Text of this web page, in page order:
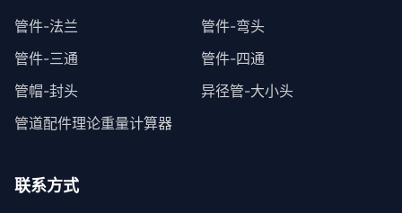
管件-法兰
管件-弯头
管件-三通
管件-四通
管帽-封头
异径管-大小头
管道配件理论重量计算器
联系方式